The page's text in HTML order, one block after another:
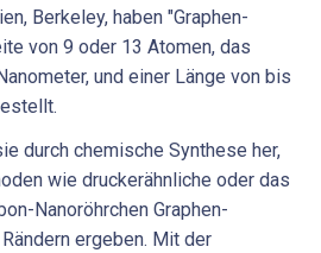
Berkeley, haben "Graphen-
von 9 oder 13 Atomen, das
und einer Länge von bis
durch chemische Synthese her,
wie druckerähnliche oder das
Nanoröhrchen Graphen-
ergeben. Mit der